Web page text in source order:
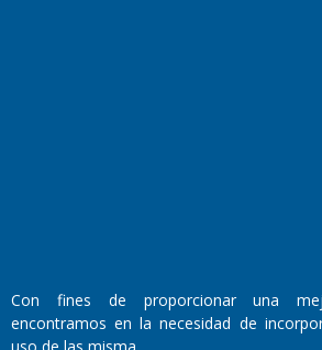
Walter René Goñi
Con fines de proporcionar una
encontramos en la necesidad de